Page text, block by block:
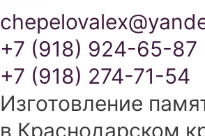
+7 (918) 924-65-87
+7 (918) 274-71-54
Изготовление
в Краснодарском